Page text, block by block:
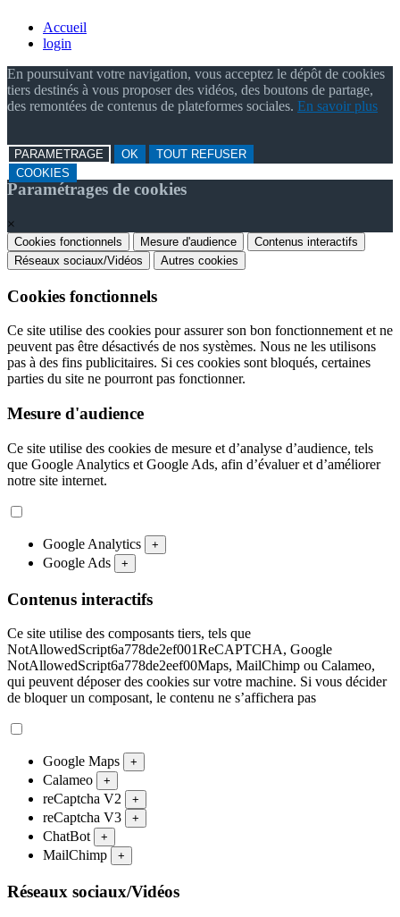
Accueil
login
En poursuivant votre navigation, vous acceptez le dépôt de cookies
tiers destinés à vous proposer des vidéos, des boutons de partage,
des remontées de contenus de plateformes sociales. En savoir plus
PARAMETRAGE OK
TOUT REFUSER
COOKIES
Paramétrages de cookies
×
Cookies fonctionnels Mesure d'audience
Contenus interactifs
Réseaux sociaux/Vidéos
Autres cookies
Cookies fonctionnels
Ce site utilise des cookies pour assurer son bon fonctionnement et ne
peuvent pas être désactivés de nos systèmes. Nous ne les utilisons
pas à des fins publicitaires. Si ces cookies sont bloqués, certaines
parties du site ne pourront pas fonctionner.
Mesure d'audience
Ce site utilise des cookies de mesure et d’analyse d’audience, tels
que Google Analytics et Google Ads, afin d’évaluer et d’améliorer
notre site internet.
Google Analytics +
Google Ads +
Contenus interactifs
Ce site utilise des composants tiers, tels que
NotAllowedScript6a778de2ef001ReCAPTCHA, Google
NotAllowedScript6a778de2eef00Maps, MailChimp ou Calameo,
qui peuvent déposer des cookies sur votre machine. Si vous décider
de bloquer un composant, le contenu ne s’affichera pas
Google Maps +
Calameo +
reCaptcha V2 +
reCaptcha V3 +
ChatBot +
MailChimp +
Réseaux sociaux/Vidéos